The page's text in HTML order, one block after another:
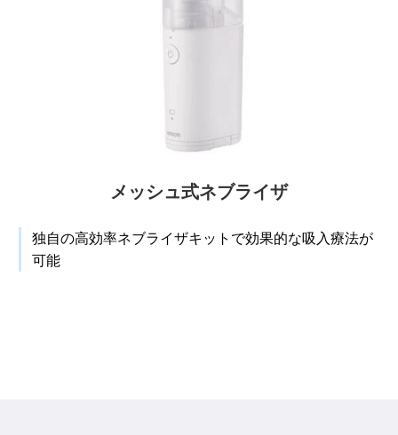
メッシュ式ネブライザ
独自の高効率ネブライザキットで効果的な吸入療法が
可能